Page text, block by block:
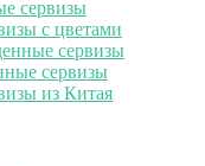
сервизы
с цветами
сервизы
сервизы
из Китая